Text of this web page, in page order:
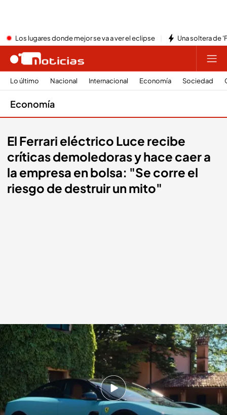
Los lugares donde mejor se va a ver el eclipse Una soltera de
Lo último Nacional Internacional Economía Sociedad
Economía
El Ferrari eléctrico Luce recibe
críticas demoledoras y hace caer a
la empresa en bolsa: "Se corre el
riesgo de destruir un mito"
El Ferrari eléctrico Luce recibe críticas demoledoras y hace caer a la
empresa en bolsa.Cuatro
Redacción digital Noticias Cuatro
28 MAY 2026 - 17:52h.
Las redes se han llenado de memes con